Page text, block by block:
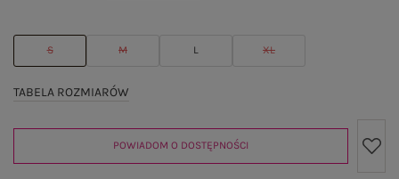
S M L XL
TABELA ROZMIARÓW
POWIADOM O DOSTĘPNOŚCI